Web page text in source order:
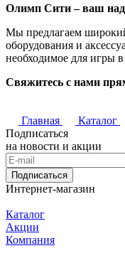
Олимп Сити – ваш
Мы предлагаем
оборудования и
необходимое для игры
Свяжитесь с нами
Главная Каталог
Подписаться
на новости и акции
Подписаться
Интернет-магазин
Каталог
Акции
Компания